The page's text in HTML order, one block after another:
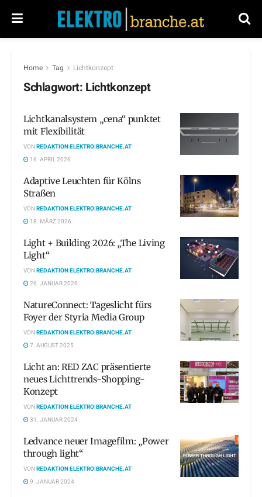
Home Tag Lichtkonzept
Schlagwort: Lichtkonzept
Lichtkanalsystem „cena“ punktet
mit Flexibilität
VONREDAKTION ELEKTRO|BRANCHE.AT
16. APRIL 2026
Adaptive Leuchten für Kölns
Straßen
VONREDAKTION ELEKTRO|BRANCHE.AT
18. MÄRZ 2026
Light + Building 2026: „The Living
Light“
VONREDAKTION ELEKTRO|BRANCHE.AT
26. JANUAR 2026
NatureConnect: Tageslicht fürs
Foyer der Styria Media Group
VONREDAKTION ELEKTRO|BRANCHE.AT
7. AUGUST 2025
Licht an: RED ZAC präsentierte
neues Lichttrends-Shopping-
Konzept
VONREDAKTION ELEKTRO|BRANCHE.AT
31. JANUAR 2024
Ledvance neuer Imagefilm: „Power
through light“
VONREDAKTION ELEKTRO|BRANCHE.AT
9. JANUAR 2024